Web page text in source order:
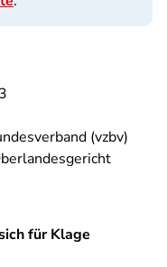
(vzbv)
für Klage